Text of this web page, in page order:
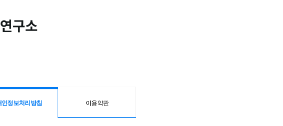
인정보처리방침 이용약관